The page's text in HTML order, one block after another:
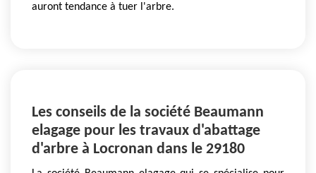
auront tendance à tuer l'arbre.
Les conseils de la société Beaumann
elagage pour les travaux d'abattage
d'arbre à Locronan dans le 29180